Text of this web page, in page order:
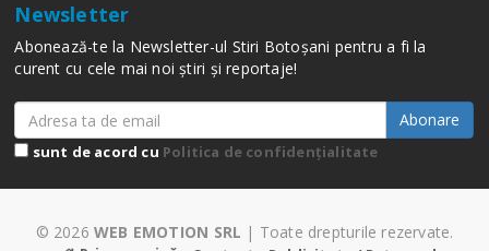
Newsletter
Abonează-te la Newsletter-ul Stiri Botoșani pentru a fi la
curent cu cele mai noi știri și reportaje!
Abonare
sunt de acord cu Politica de confidențialitate
© 2026 WEB EMOTION SRL | Toate drepturile rezervate.